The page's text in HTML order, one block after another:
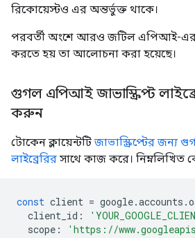
রিকোয়েস্টও এর অন্তর্ভুক্ত থাকে।
পরবর্তী অংশে আরও জটিল এপিআই-এর
করতে হয় তা আলোচনা করা হয়েছে।
গুগল এপিআই জাভাস্ক্রিপ্ট
করুন
টোকেন ক্লায়েন্টটিজাভাস্ক্রিপ্টের জন্য
লাইব্রেরির সাথে কাজ করে। নিম্নলিখিত
const client = google.accounts .
client_id :
scope :
'https://